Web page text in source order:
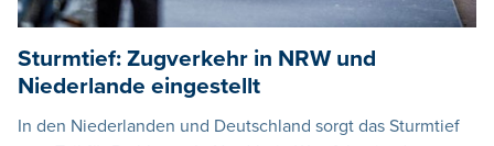
Sturmtief: Zugverkehr in NRW und
Niederlande eingestellt
In den Niederlanden und Deutschland sorgt das Sturmtief